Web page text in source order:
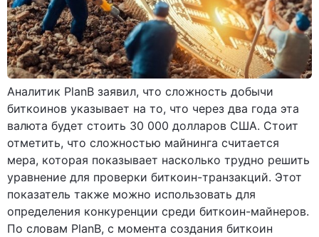
Аналитик PlanB заявил, что сложность добычи
биткоинов указывает на то, что через два года эта
валюта будет стоить 30 000 долларов США. Стоит
отметить, что сложностью майнинга считается
мера, которая показывает насколько трудно решить
уравнение для проверки биткоин-транзакций. Этот
показатель также можно использовать для
определения конкуренции среди биткоин-майнеров.
По словам PlanB, с момента создания биткоин